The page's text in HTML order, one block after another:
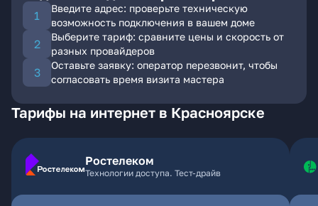
Введите адрес: проверьте техническую
возможность подключения в вашем доме
Выберите тариф: сравните цены и скорость от
разных провайдеров
Оставьте заявку: оператор перезвонит, чтобы
согласовать время визита мастера
Тарифы на интернет в Красноярске
Ростелеком
Технологии доступа. Тест-драйв